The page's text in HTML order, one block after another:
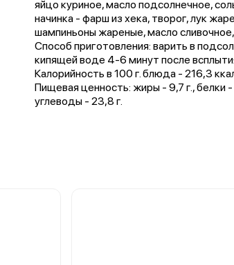
яйцо куриное, масло подсолнечное,
начинка - фарш из хека, творог, лук
шампиньоны жареные, масло сливочное,
Способ приготовления: варить в
кипящей воде 4-6 минут после
Калорийность в 100 г. блюда - 216,3
Пищевая ценность: жиры - 9,7 г., белки -
углеводы - 23,8 г.